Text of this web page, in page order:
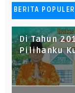
BERITA POPULER
Di Tahun
Pilihanku